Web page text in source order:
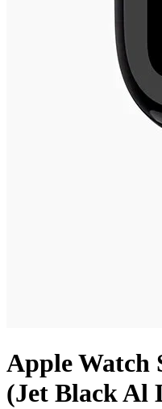
Apple Watch
(Jet Black Al